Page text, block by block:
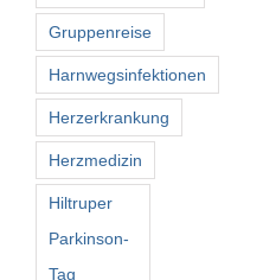
Gruppenreise
Harnwegsinfektionen
Herzerkrankung
Herzmedizin
Hiltruper
Parkinson-
Tag